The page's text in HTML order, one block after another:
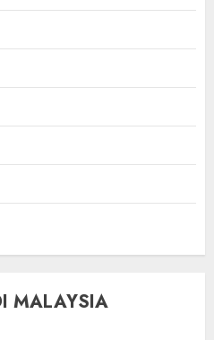
MALAYSIA